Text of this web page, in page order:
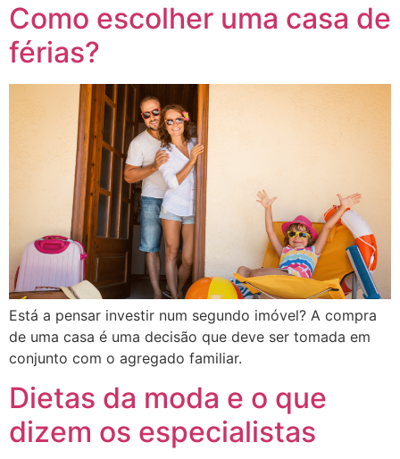
Como escolher uma casa de
férias?
Está a pensar investir num segundo imóvel? A compra
de uma casa é uma decisão que deve ser tomada em
conjunto com o agregado familiar.
Dietas da moda e o que
dizem os especialistas